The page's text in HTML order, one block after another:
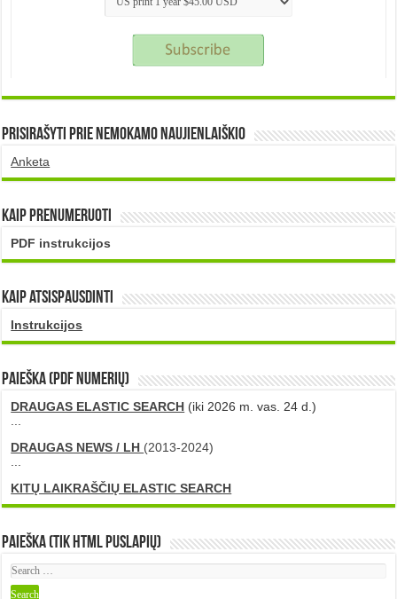
Prisirašyti prie nemokamo naujienlaiškio
Anketa
Kaip prenumeruoti
PDF instrukcijos
Kaip atsispausdinti
Instrukcijos
PAIEŠKA (PDF numerių)
DRAUGAS ELASTIC SEARCH (iki 2026 m. vas. 24 d.)
DRAUGAS NEWS / LH (2013-2024)
KITŲ LAIKRAŠČIŲ ELASTIC SEARCH
Paieška (tik HTML puslapių)